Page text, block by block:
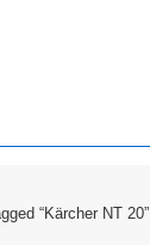
“Kärcher NT 20”